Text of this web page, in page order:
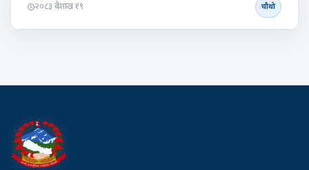
२०८३ बैशाख १९ चौथो